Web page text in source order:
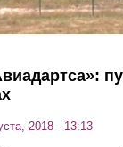
2018 - 13:13